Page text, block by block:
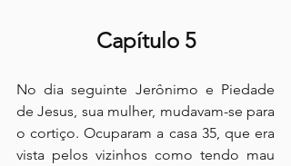
Capítulo 5
No dia seguinte Jerônimo e Piedade
de Jesus, sua mulher, mudavam-se para
o cortiço. Ocuparam a casa 35, que era
vista pelos vizinhos como tendo mau